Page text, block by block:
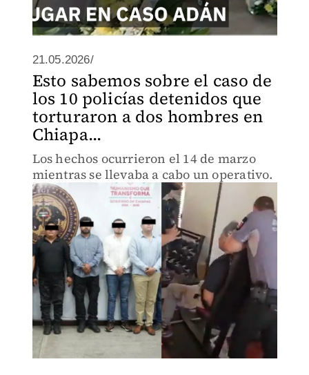
21.05.2026/
Esto sabemos sobre el caso de
los 10 policías detenidos que
torturaron a dos hombres en
Chiapa...
Los hechos ocurrieron el 14 de marzo
mientras se llevaba a cabo un operativo.